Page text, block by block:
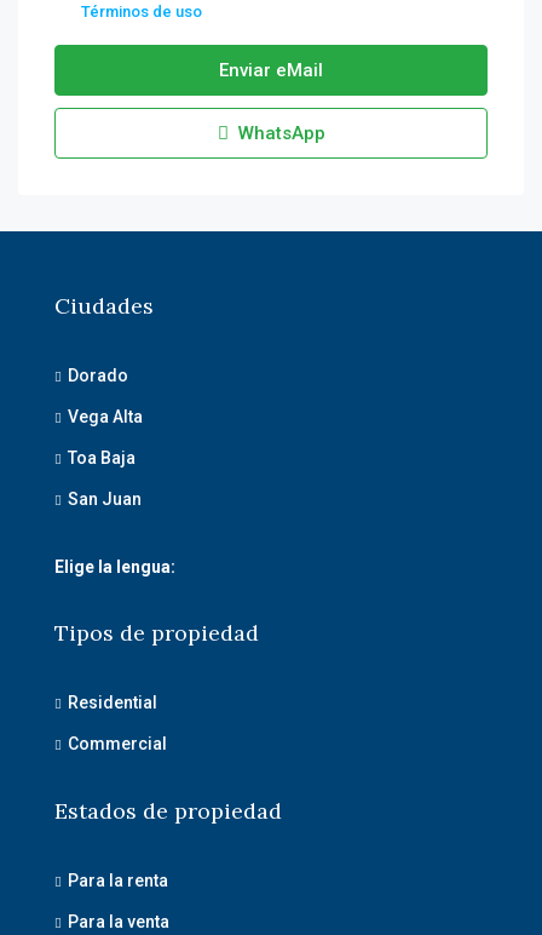
Términos de uso
Enviar eMail
WhatsApp
Ciudades
Dorado
Vega Alta
Toa Baja
San Juan
Elige la lengua:
Tipos de propiedad
Residential
Commercial
Estados de propiedad
Para la renta
Para la venta